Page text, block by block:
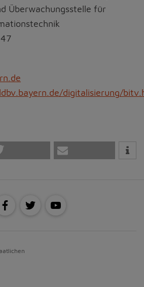
Überwachungsstelle für
digitalisierung/